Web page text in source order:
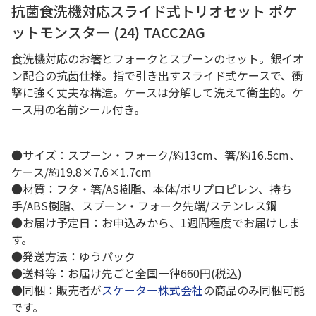
抗菌食洗機対応スライド式トリオセット ポケ
ットモンスター (24) TACC2AG
食洗機対応のお箸とフォークとスプーンのセット。銀イオ
ン配合の抗菌仕様。指で引き出すスライド式ケースで、衝
撃に強く丈夫な構造。ケースは分解して洗えて衛生的。ケ
ース用の名前シール付き。
●サイズ：スプーン・フォーク/約13cm、箸/約16.5cm、
ケース/約19.8×7.6×1.7cm
●材質：フタ・箸/AS樹脂、本体/ポリプロピレン、持ち
手/ABS樹脂、スプーン・フォーク先端/ステンレス鋼
●お届け予定日：お申込みから、1週間程度でお届けしま
す。
●発送方法：ゆうパック
●送料等：お届け先ごと全国一律660円(税込)
●同梱：販売者がスケーター株式会社の商品のみ同梱可能
です。